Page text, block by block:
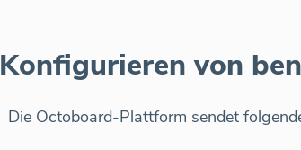
Konfigurieren von
Die Octoboard-Plattform sendet